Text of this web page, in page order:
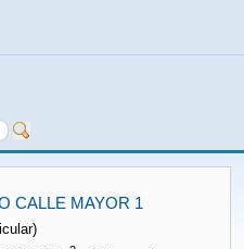
CALLE MAYOR 1